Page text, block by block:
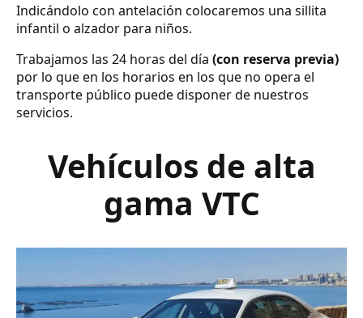
Indicándolo con antelación colocaremos una sillita
infantil o alzador para niños.
Trabajamos las 24 horas del día (con reserva previa)
por lo que en los horarios en los que no opera el
transporte público puede disponer de nuestros
servicios.
Vehículos de alta
gama VTC